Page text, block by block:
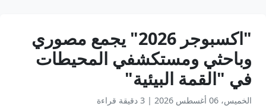
"اكسبوجر 2026" يجمع مصوري
وباحثي ومستكشفي المحيطات
في "القمة البيئية"
الخميس، 06 أغسطس 2026 | 3 دقيقة قراءة